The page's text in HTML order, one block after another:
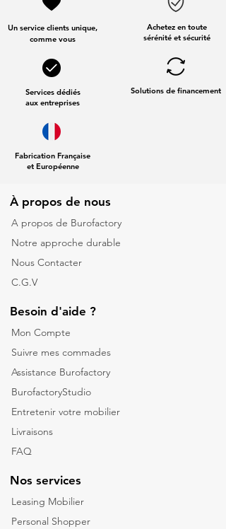
Un service clients unique,
comme vous
Services dédiés
aux entreprises
Fabrication Française
et Européenne
Achetez en toute
sérénité et sécurité
Solutions de financement
À propos de nous
A propos de Burofactory
Notre approche durable
Nous Contacter
C.G.V
Besoin d'aide ?
Mon Compte
Suivre mes commades
Assistance Burofactory
BurofactoryStudio
Entretenir votre mobilier
Livraisons
FAQ
Nos services
Leasing Mobilier
Personal Shopper